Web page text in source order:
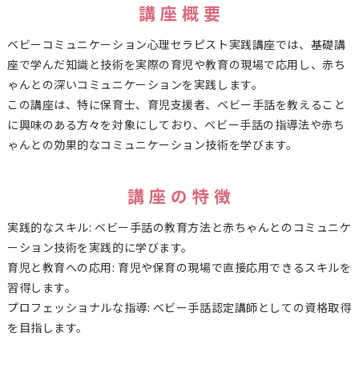
講 座 概 要
ベビーコミュニケーション心理セラピスト実践講座では、基礎講
座で学んだ知識と技術を実際の育児や教育の現場で応用し、赤ち
ゃんとの深いコミュニケーションを実践します。
この講座は、特に保育士、育児支援者、ベビー手話を教えること
に興味のある方々を対象にしており、ベビー手話の指導法や赤ち
ゃんとの効果的なコミュニケーション技術を学びます。
講 座 の 特 徴
実践的なスキル: ベビー手話の教育方法と赤ちゃんとのコミュニケ
ーション技術を実践的に学びます。
育児と教育への応用: 育児や保育の現場で直接応用できるスキルを
習得します。
プロフェッショナルな指導: ベビー手話認定講師としての資格取得
を目指します。